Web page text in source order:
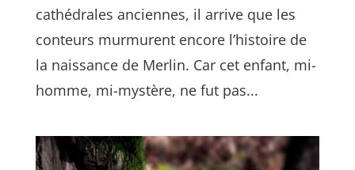
cathédrales anciennes, il arrive que les
conteurs murmurent encore l’histoire de
la naissance de Merlin. Car cet enfant, mi-
homme, mi-mystère, ne fut pas...